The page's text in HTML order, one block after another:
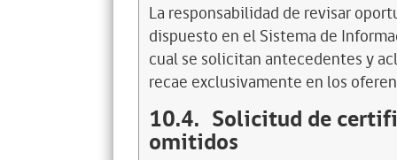
La responsabilidad de revisar
dispuesto en el Sistema de
cual se solicitan antecedentes y
recae exclusivamente en los
10.4. Solicitud de
omitidos